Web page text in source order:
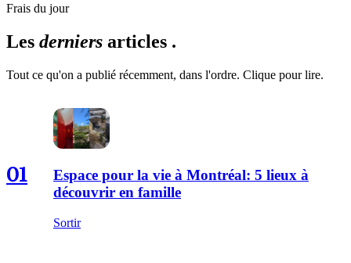
Frais du jour
Les derniers articles .
Tout ce qu'on a publié récemment, dans l'ordre. Clique pour lire.
01
Espace pour la vie à Montréal: 5 lieux à
découvrir en famille
Sortir